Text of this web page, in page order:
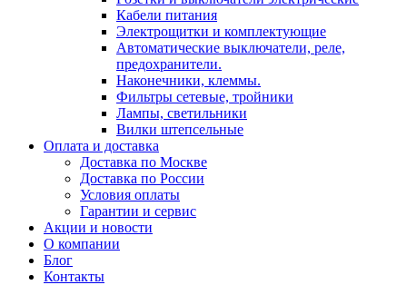
Кабели питания
Электрощитки и комплектующие
Автоматические выключатели, реле,
предохранители.
Наконечники, клеммы.
Фильтры сетевые, тройники
Лампы, светильники
Вилки штепсельные
Оплата и доставка
Доставка по Москве
Доставка по России
Условия оплаты
Гарантии и сервис
Акции и новости
О компании
Блог
Контакты